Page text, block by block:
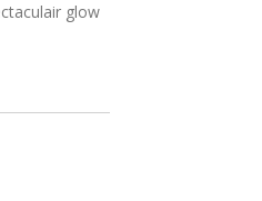
glow